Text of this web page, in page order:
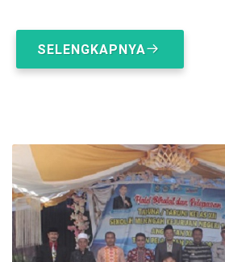
SELENGKAPNYA